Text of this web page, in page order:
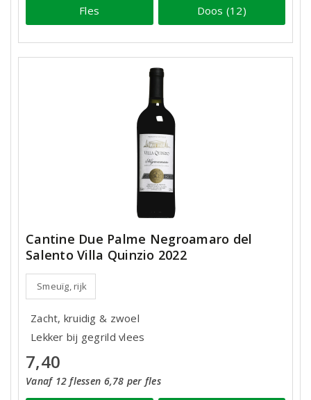
Fles Doos (12)
Cantine Due Palme Negroamaro del
Salento Villa Quinzio 2022
Smeuïg, rijk
Zacht, kruidig & zwoel
Lekker bij gegrild vlees
7,40
Vanaf 12 flessen 6,78 per fles